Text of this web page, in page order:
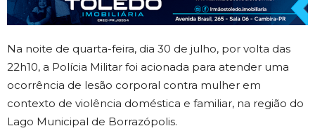
Na noite de quarta-feira, dia 30 de julho, por volta das
22h10, a Polícia Militar foi acionada para atender uma
ocorrência de lesão corporal contra mulher em
contexto de violência doméstica e familiar, na região do
Lago Municipal de Borrazópolis.